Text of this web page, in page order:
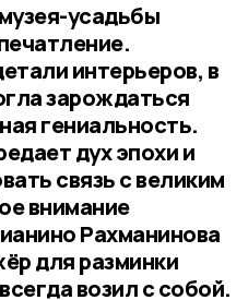
усадьбы
интерьеров, в
зарождаться
гениальность.
дух эпохи и
связь с великим
внимание
Рахманинова
для разминки
возил с собой.